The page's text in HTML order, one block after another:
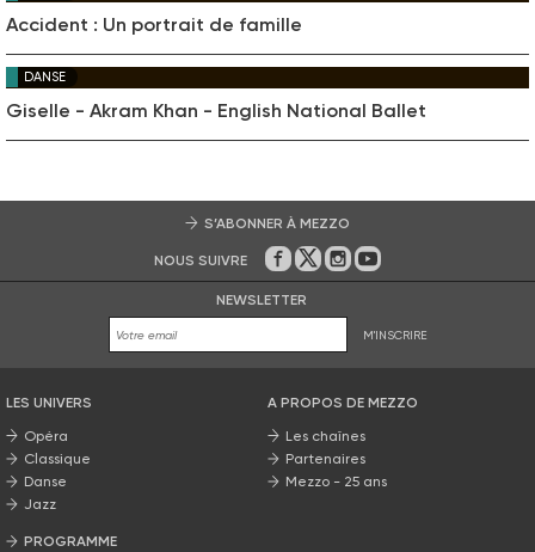
Accident : Un portrait de famille
DANSE
Giselle - Akram Khan - English National Ballet
S’ABONNER À MEZZO
NOUS SUIVRE Sur Facebook
Sur Twitter
Sur Instagram
Sur Youtube
NEWSLETTER
M'INSCRIRE
LES UNIVERS
Opéra
Classique
Danse
Jazz
PROGRAMME
A PROPOS DE MEZZO
Les chaînes
Partenaires
Mezzo - 25 ans